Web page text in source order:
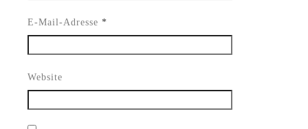
E-Mail-Adresse*
Website